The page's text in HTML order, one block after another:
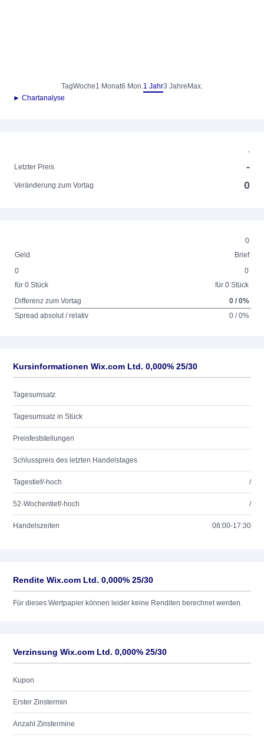
TagWoche1 Monat6 Mon.1 Jahr3 Jahre Max.
► Chartanalyse
-
Letzter Preis
-
Veränderung zum Vortag 0
0
Geld
Brief
0
für 0 Stück
0
für 0 Stück
Differenz zum Vortag
0 / 0%
Spread absolut / relativ
0 / 0%
Kursinformationen Wix.com Ltd. 0,000% 25/30
Tagesumsatz
Tagesumsatz in Stück
Preisfeststellungen
Schlusspreis des letzten Handelstages
Tagestief/-hoch /
52-Wochentief/-hoch /
Handelszeiten 08:00-17:30
Rendite Wix.com Ltd. 0,000% 25/30
Für dieses Wertpapier können leider keine Renditen berechnet werden.
Verzinsung Wix.com Ltd. 0,000% 25/30
Kupon
Erster Zinstermin
Anzahl Zinstermine